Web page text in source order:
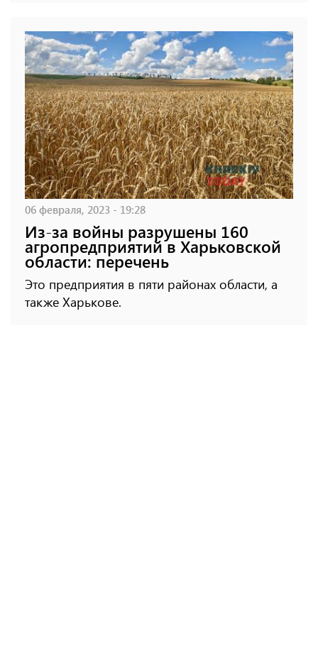
06 февраля, 2023 - 19:28
Из-за войны разрушены 160
агропредприятий в Харьковской
области: перечень
Это предприятия в пяти районах области, а
также Харькове.